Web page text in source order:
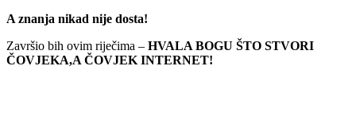
A znanja nikad nije dosta!
Završio bih ovim riječima – HVALA BOGU ŠTO STVORI
ČOVJEKA,A ČOVJEK INTERNET!